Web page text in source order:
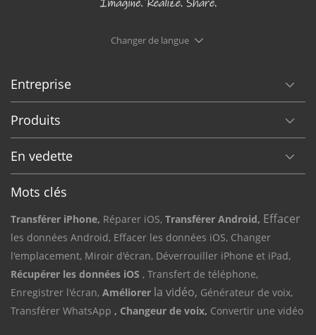
Changer de langue
Entreprise
Produits
En vedette
Mots clés
Transférer iPhone, Réparer iOS, Transférer Android, Effacer
les données Android, Effacer les données iOS, Changer
l'emplacement, Miroir d'écran, Déverrouiller iPhone et iPad,
Récupérer les données iOS , Transfert de téléphone,
Enregistrer l'écran, Améliorer la vidéo, Générateur de voix,
Transférer WhatsApp , Changeur de voix, Convertir une vidéo